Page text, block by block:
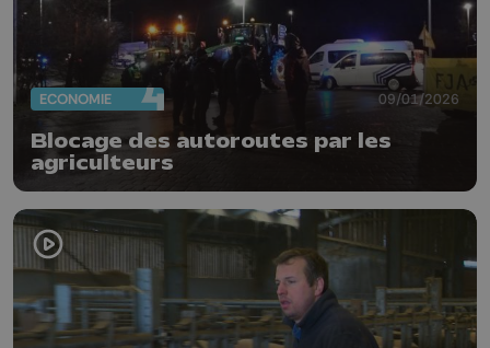
ECONOMIE 09/01/2026
Blocage des autoroutes par les
agriculteurs